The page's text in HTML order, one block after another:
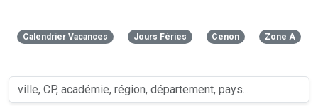
Calendrier Vacances Jours Féries Cenon Zone A